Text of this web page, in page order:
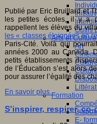
Outils
Arts et Culture
Art
Formation
E-
Publié par Eric Bruillard et
les petites écoles, il y a
rappellent les élèves du
les « classes éloignées en
Paris-Cité. Voilà qui
années 2000 au Canada.
petits établissements
de l’Éducation s’est alors
pour assurer l’égalité des
En savoir plus...
S’inspirer, respirer,